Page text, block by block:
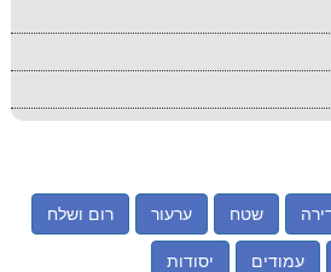
שטח ערעור רום ושלח
עמודים יסודות